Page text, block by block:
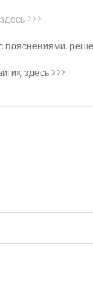
здесь >>>
пояснениями,
здесь >>>